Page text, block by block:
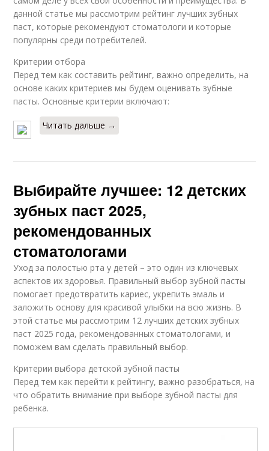
данной статье мы рассмотрим рейтинг лучших зубных
паст, которые рекомендуют стоматологи и которые
популярны среди потребителей.
Критерии отбора
Перед тем как составить рейтинг, важно определить, на
основе каких критериев мы будем оценивать зубные
пасты. Основные критерии включают:
Читать дальше →
Выбирайте лучшее: 12 детских
зубных паст 2025,
рекомендованных
стоматологами
Уход за полостью рта у детей – это один из ключевых
аспектов их здоровья. Правильный выбор зубной пасты
помогает предотвратить кариес, укрепить эмаль и
заложить основу для красивой улыбки на всю жизнь. В
этой статье мы рассмотрим 12 лучших детских зубных
паст 2025 года, рекомендованных стоматологами, и
поможем вам сделать правильный выбор.
Критерии выбора детской зубной пасты
Перед тем как перейти к рейтингу, важно разобраться, на
что обратить внимание при выборе зубной пасты для
ребенка.